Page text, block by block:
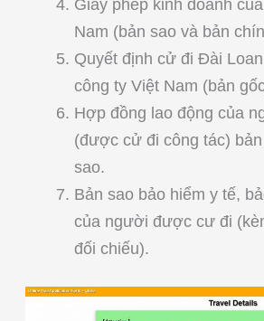
Giấy phép kinh doanh
Nam (bản sao và bản
Quyết định cử đi Đài
công ty Việt Nam (bản
Hợp đồng lao động của
(được cử đi công tác)
sao.
Bản sao bảo hiểm y tế,
của người được cư đi
đối chiếu).